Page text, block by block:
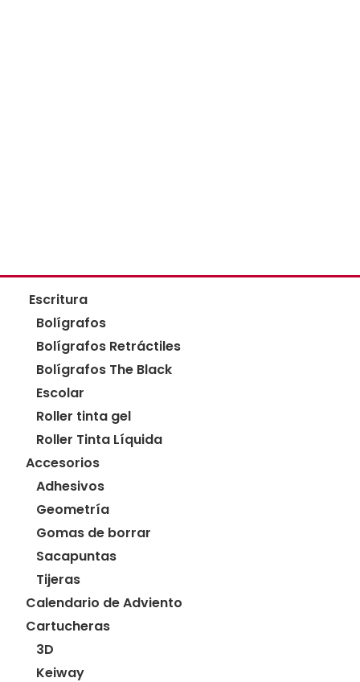
Escritura
Bolígrafos
Bolígrafos Retráctiles
Bolígrafos The Black
Escolar
Roller tinta gel
Roller Tinta Líquida
Accesorios
Adhesivos
Geometría
Gomas de borrar
Sacapuntas
Tijeras
Calendario de Adviento
Cartucheras
3D
Keiway